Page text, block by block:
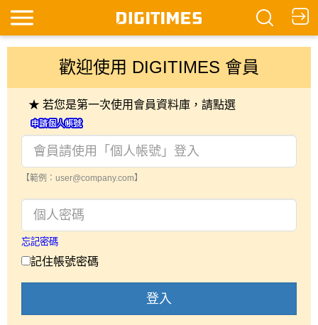
歡迎使用 DIGITIMES 會員
★ 若您是第一次使用會員資料庫，請點選
【範例：user@company.com】
忘記密碼
記住帳號密碼
登入